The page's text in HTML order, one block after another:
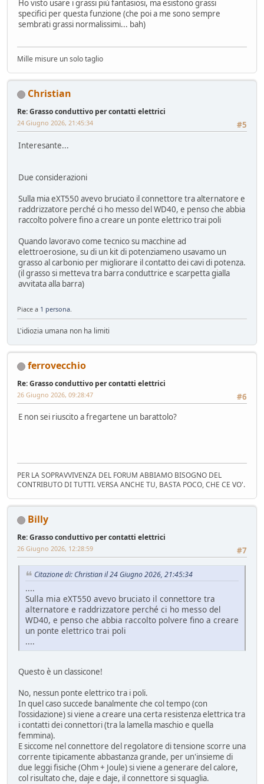
Ho visto usare i grassi più fantasiosi, ma esistono grassi
specifici per questa funzione (che poi a me sono sempre
sembrati grassi normalissimi... bah)
Mille misure un solo taglio
Christian
Re: Grasso conduttivo per contatti elettrici
#5
24 Giugno 2026, 21:45:34
Interesante...
Due considerazioni
Sulla mia eXT550 avevo bruciato il connettore tra alternatore e
raddrizzatore perché ci ho messo del WD40, e penso che abbia
raccolto polvere fino a creare un ponte elettrico trai poli
Quando lavoravo come tecnico su macchine ad
elettroerosione, su di un kit di potenziameno usavamo un
grasso al carbonio per migliorare il contatto dei cavi di potenza.
(il grasso si metteva tra barra conduttrice e scarpetta gialla
avvitata alla barra)
Piace a 1 persona
L'idiozia umana non ha limiti
ferrovecchio
Re: Grasso conduttivo per contatti elettrici
#6
26 Giugno 2026, 09:28:47
E non sei riuscito a fregartene un barattolo?
PER LA SOPRAVVIVENZA DEL FORUM ABBIAMO BISOGNO DEL
CONTRIBUTO DI TUTTI. VERSA ANCHE TU, BASTA POCO, CHE CE VO'.
Billy
Re: Grasso conduttivo per contatti elettrici
#7
26 Giugno 2026, 12:28:59
Citazione di: Christian il 24 Giugno 2026, 21:45:34
....
Sulla mia eXT550 avevo bruciato il connettore tra
alternatore e raddrizzatore perché ci ho messo del
WD40, e penso che abbia raccolto polvere fino a creare
un ponte elettrico trai poli
....
Questo è un classicone!
No, nessun ponte elettrico tra i poli.
In quel caso succede banalmente che col tempo (con
l'ossidazione) si viene a creare una certa resistenza elettrica tra
i contatti dei connettori (tra la lamella maschio e quella
femmina).
E siccome nel connettore del regolatore di tensione scorre una
corrente tipicamente abbastanza grande, per un'insieme di
due leggi fisiche (Ohm + Joule) si viene a generare del calore,
col risultato che, daje e daje, il connettore si squaglia.